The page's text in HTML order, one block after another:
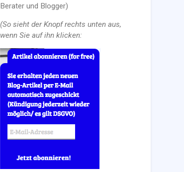
Berater und Blogger)
(So sieht der Knopf rechts unten aus,
wenn Sie auf ihn klicken: